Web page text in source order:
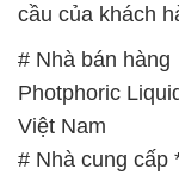
cầu của khách
# Nhà bán
Photphoric
Việt Nam
# Nhà cung cấp